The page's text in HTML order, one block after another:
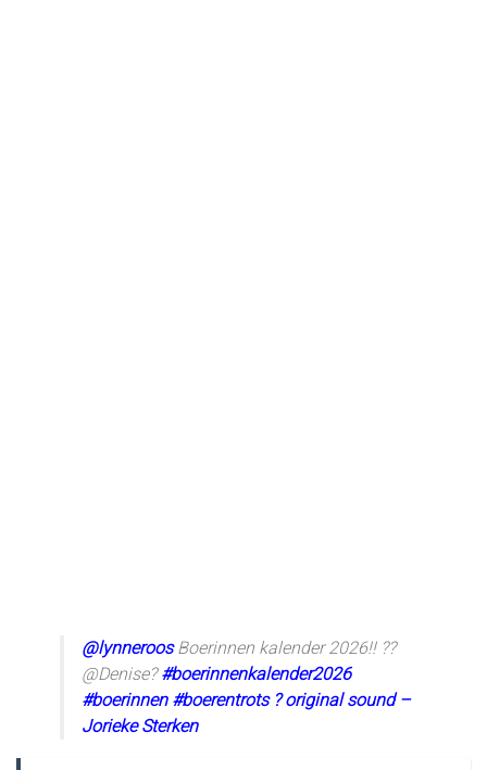
@lynneroosBoerinnen kalender 2026!! ??
@Denise?#boerinnenkalender2026
#boerinnen #boerentrots ? original sound –
Jorieke Sterken